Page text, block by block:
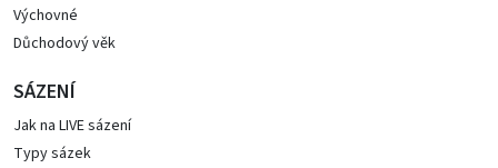
Výchovné
Důchodový věk
SÁZENÍ
Jak na LIVE sázení
Typy sázek